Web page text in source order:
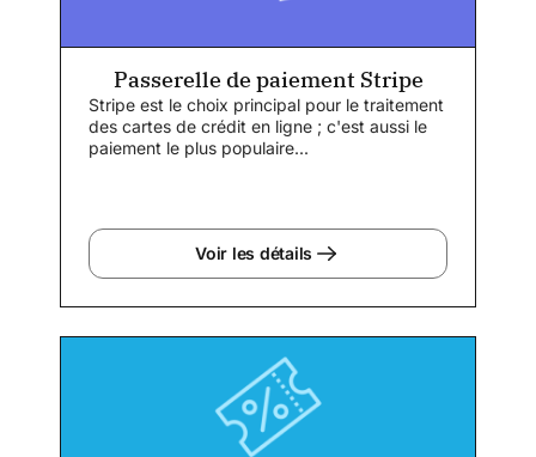
Passerelle de paiement Stripe
Stripe est le choix principal pour le traitement
des cartes de crédit en ligne ; c'est aussi le
paiement le plus populaire...
Voir les détails